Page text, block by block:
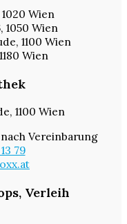
Wien
1050 Wien
1100 Wien
Wien
1100 Wien
Vereinbarung
79
Verleih